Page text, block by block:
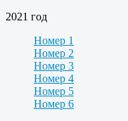
2021 год
Номер 1
Номер 2
Номер 3
Номер 4
Номер 5
Номер 6